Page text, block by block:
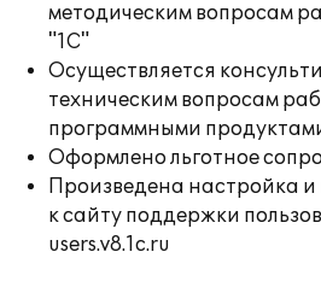
методическим вопросам
"1С"
Осуществляется
техническим вопросам
программными
Оформлено льготное
Произведена настройка и
к сайту поддержки
users.v8.1c.ru